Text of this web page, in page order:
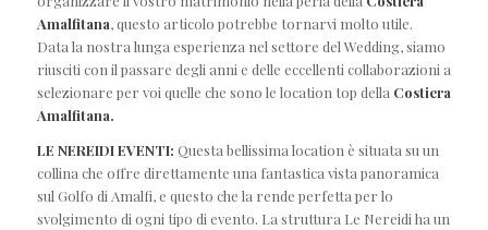
Amalfitana, questo articolo potrebbe tornarvi molto utile.
Data la nostra lunga esperienza nel settore del Wedding, siamo
riusciti con il passare degli anni e delle eccellenti collaborazioni a
selezionare per voi quelle che sono le location top della Costiera
Amalfitana.
LE NEREIDI EVENTI: Questa bellissima location è situata su un
collina che offre direttamente una fantastica vista panoramica
sul Golfo di Amalfi, e questo che la rende perfetta per lo
svolgimento di ogni tipo di evento. La struttura Le Nereidi ha un